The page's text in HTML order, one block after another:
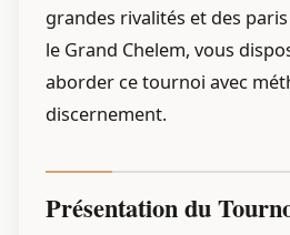
grandes rivalités et des
le Grand Chelem, vous
aborder ce tournoi avec
discernement.
Présentation du